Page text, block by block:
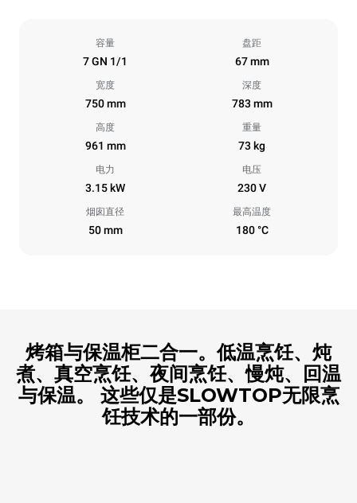
容量
7 GN 1/1
盘距
67 mm
宽度
750 mm
深度
783 mm
高度
961 mm
重量
73 kg
电力
3.15 kW
电压
230 V
烟囱直径
50 mm
最高温度
180 °C
烤箱与保温柜二合一。低温烹饪、炖
煮、真空烹饪、夜间烹饪、慢炖、回温
与保温。 这些仅是SLOWTOP无限烹
饪技术的一部份。